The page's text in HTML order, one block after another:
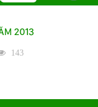
2013
143